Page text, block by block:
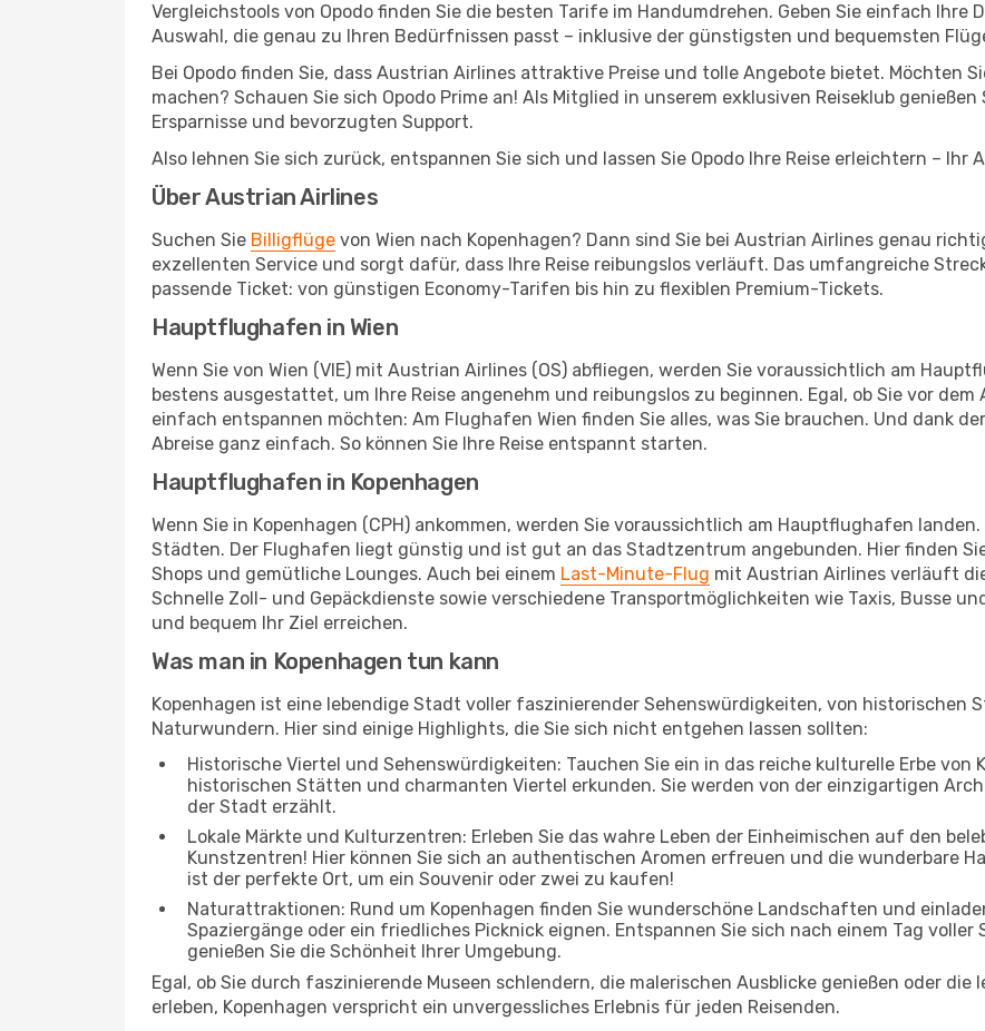
Vergleichstools von Opodo finden Sie die besten Tarife im Handumdrehen. Geben Sie einfach Ihre
Auswahl, die genau zu Ihren Bedürfnissen passt – inklusive der günstigsten und bequemsten
Bei Opodo finden Sie, dass Austrian Airlines attraktive Preise und tolle Angebote bietet. Möchten
machen? Schauen Sie sich Opodo Prime an! Als Mitglied in unserem exklusiven Reiseklub
Ersparnisse und bevorzugten Support.
Also lehnen Sie sich zurück, entspannen Sie sich und lassen Sie Opodo Ihre Reise erleichtern – Ihr
Über Austrian Airlines
Suchen Sie Billigflüge von Wien nach Kopenhagen? Dann sind Sie bei Austrian Airlines genau
exzellenten Service und sorgt dafür, dass Ihre Reise reibungslos verläuft. Das umfangreiche
passende Ticket: von günstigen Economy-Tarifen bis hin zu flexiblen Premium-Tickets.
Hauptflughafen in Wien
Wenn Sie von Wien (VIE) mit Austrian Airlines (OS) abfliegen, werden Sie voraussichtlich am
bestens ausgestattet, um Ihre Reise angenehm und reibungslos zu beginnen. Egal, ob Sie vor
einfach entspannen möchten: Am Flughafen Wien finden Sie alles, was Sie brauchen. Und dank
Abreise ganz einfach. So können Sie Ihre Reise entspannt starten.
Hauptflughafen in Kopenhagen
Wenn Sie in Kopenhagen (CPH) ankommen, werden Sie voraussichtlich am Hauptflughafen
Städten. Der Flughafen liegt günstig und ist gut an das Stadtzentrum angebunden. Hier finden
Shops und gemütliche Lounges. Auch bei einem Last-Minute-Flug mit Austrian Airlines verläuft
Schnelle Zoll- und Gepäckdienste sowie verschiedene Transportmöglichkeiten wie Taxis, Busse
und bequem Ihr Ziel erreichen.
Was man in Kopenhagen tun kann
Kopenhagen ist eine lebendige Stadt voller faszinierender Sehenswürdigkeiten, von historischen
Naturwundern. Hier sind einige Highlights, die Sie sich nicht entgehen lassen sollten:
Historische Viertel und Sehenswürdigkeiten: Tauchen Sie ein in das reiche kulturelle Erbe von
historischen Stätten und charmanten Viertel erkunden. Sie werden von der einzigartigen
der Stadt erzählt.
Lokale Märkte und Kulturzentren: Erleben Sie das wahre Leben der Einheimischen auf den
Kunstzentren! Hier können Sie sich an authentischen Aromen erfreuen und die wunderbare
ist der perfekte Ort, um ein Souvenir oder zwei zu kaufen!
Naturattraktionen: Rund um Kopenhagen finden Sie wunderschöne Landschaften und
Spaziergänge oder ein friedliches Picknick eignen. Entspannen Sie sich nach einem Tag
genießen Sie die Schönheit Ihrer Umgebung.
Egal, ob Sie durch faszinierende Museen schlendern, die malerischen Ausblicke genießen oder
erleben, Kopenhagen verspricht ein unvergessliches Erlebnis für jeden Reisenden.